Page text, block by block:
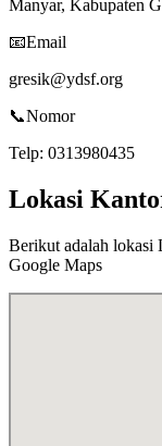
Manyar, Kabupaten
📧Email
gresik@ydsf.org
📞Nomor
Telp: 0313980435
Lokasi
Berikut adalah lokasi
Google Maps